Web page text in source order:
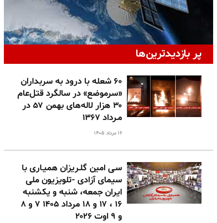
پر بازدیدترین‌ها
۶۰ شعله با درود به سربداران
«سرموضع» در سالگرد قتل‌عام
۳۰ هزار لاله‌های بهمن ۵۷ در
مـرداد ۱۳۶۷
۱۶ مرداد ۱۴۰۵
سـی امین گلـریزان همیـاری با
سیمای آزادی -تلویزیون ملی
ایران جمعه، شنبه و یکشنبه
۱۶ ، ۱۷ و ۱۸ مرداد ۱۴۰۵ ۷ و ۸
و ۹ اوت ۲۰۲۶